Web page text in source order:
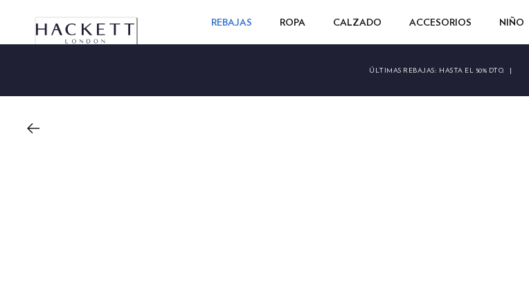
REBAJAS ROPA CALZADO ACCESORIOS NIÑO
ÚLTIMAS REBAJAS: HASTA EL 50% DTO. |